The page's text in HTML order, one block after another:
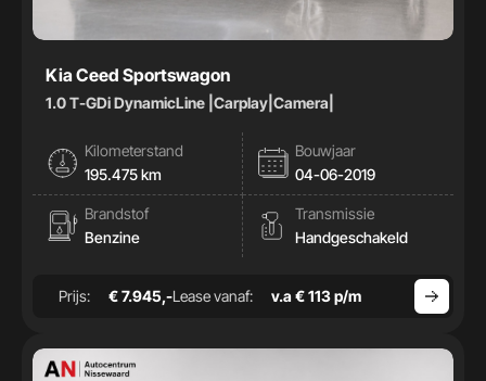
Kia Ceed Sportswagon
1.0 T-GDi DynamicLine |Carplay|Camera|
Kilometerstand
195.475 km
Bouwjaar
04-06-2019
Brandstof
Benzine
Transmissie
Handgeschakeld
Prijs: € 7.945,-Lease vanaf: v.a € 113 p/m